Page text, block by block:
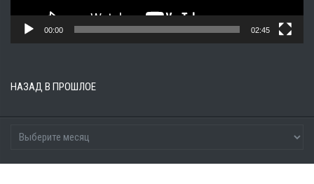
00:00 02:45
НАЗАД В ПРОШЛОЕ